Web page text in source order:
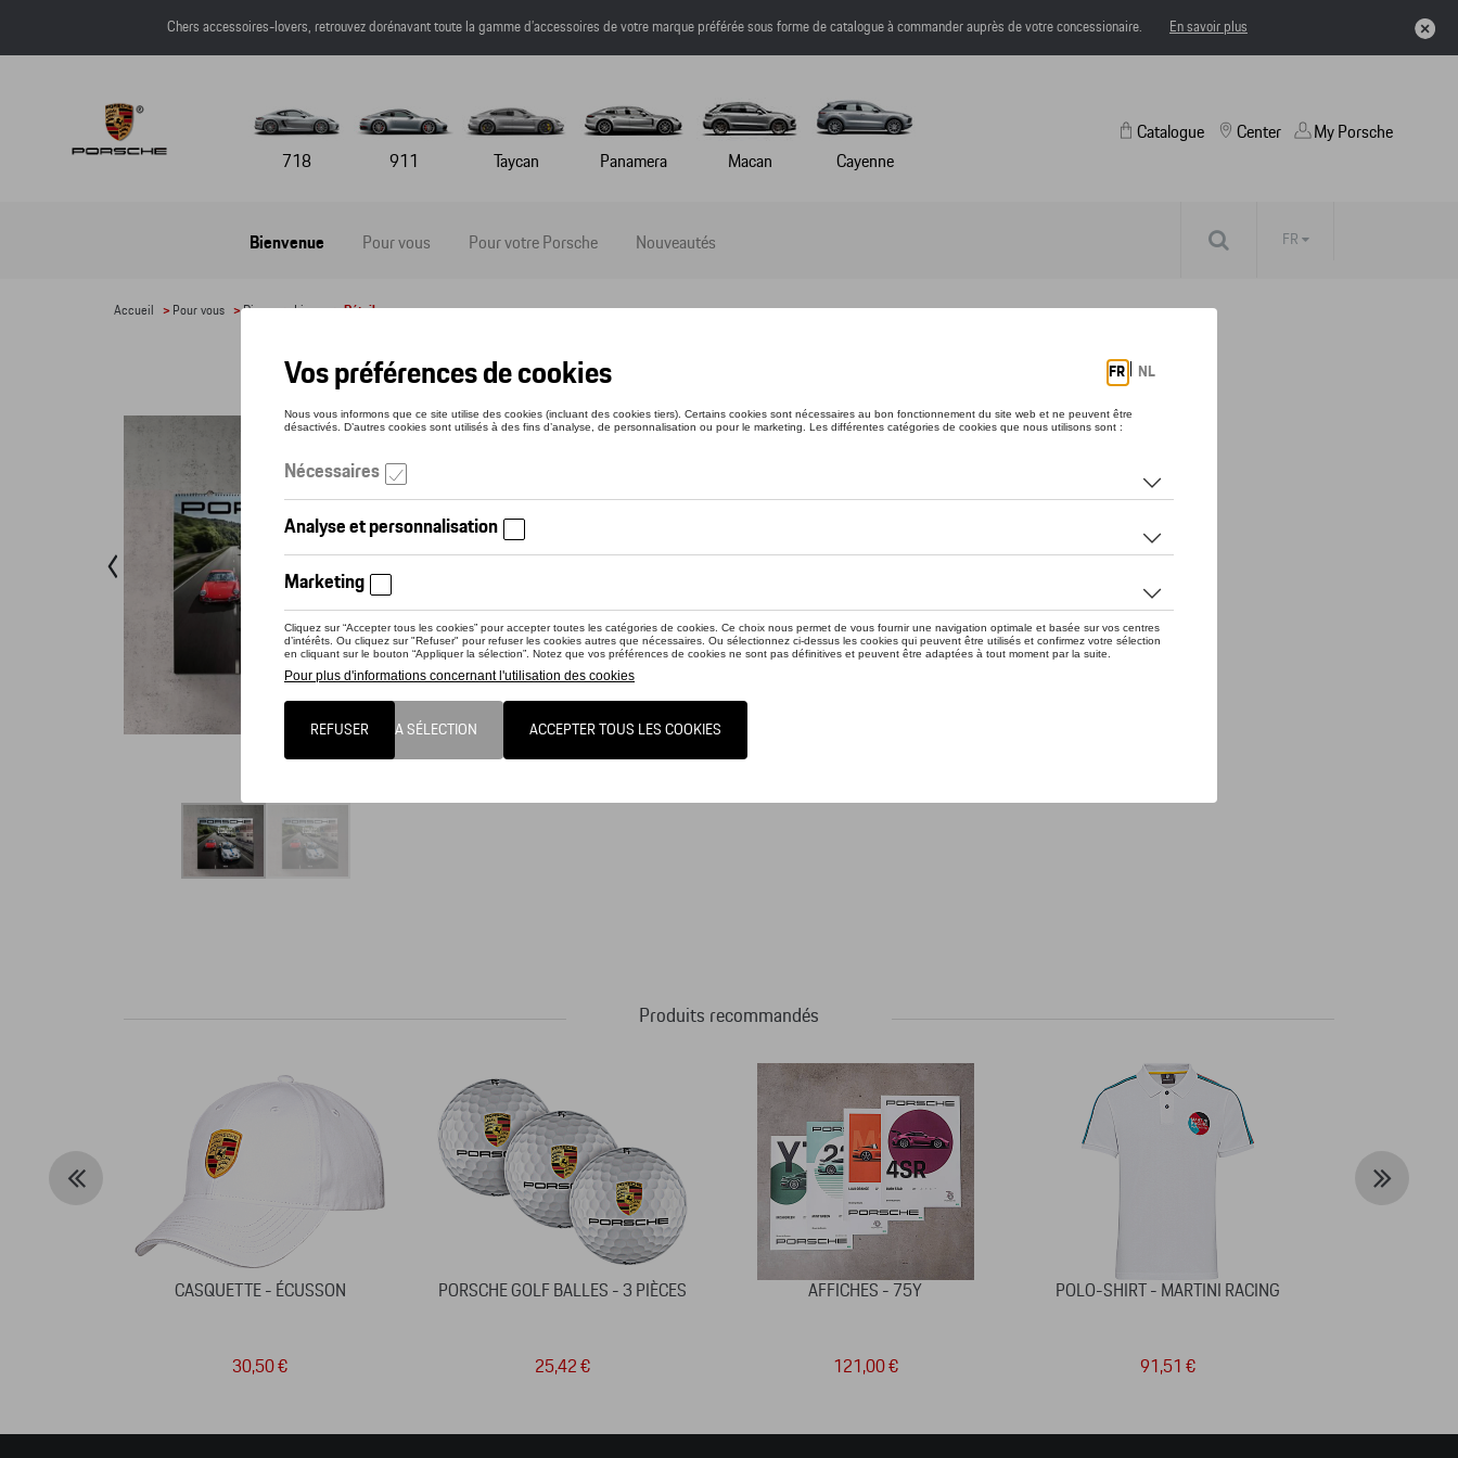
Chers accessoires-lovers, retrouvez dorénavant toute la gamme d’accessoires de votre marque préférée sous forme de catalogue à commander auprès de votre concessionaire. En savoir plus
718 911 Taycan Panamera Macan Cayenne
Catalogue
Bienvenue Pour vous Pour votre Porsche Nouveautés
Center My Porsche
FR
Accueil > Pour vous >Divers >Livres > Détail
CALENDRIER PORSCHE 2023
Référence: WAP0920020PVPK
Contactez votre concessionnaire pour commander
Calendrier officiel Porsche 2023.
Produits recommandés
CASQUETTE - ÉCUSSON
30,50 €
PORSCHE GOLF BALLES - 3 PIÈCES
25,42 €
AFFICHES - 75Y
121,00 €
POLO-SHIRT - MARTINI RACING
91,51 €